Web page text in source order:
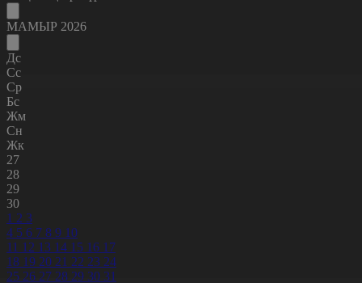
МАМЫР 2026
Дс
Сс
Ср
Бс
Жм
Сн
Жк
27
28
29
30
1 2 3
4 5 6 7 8 9 10
11 12 13 14 15 16 17
18 19 20 21 22 23 24
25 26 27 28 29 30 31